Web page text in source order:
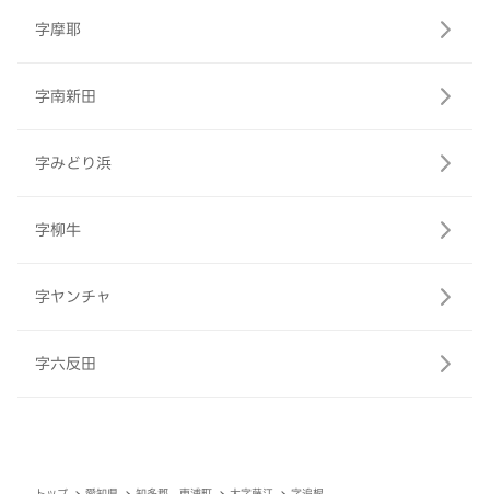
字摩耶
字南新田
字みどり浜
字柳牛
字ヤンチャ
字六反田